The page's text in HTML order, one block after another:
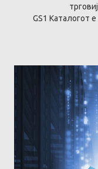
GS1 Каталогот